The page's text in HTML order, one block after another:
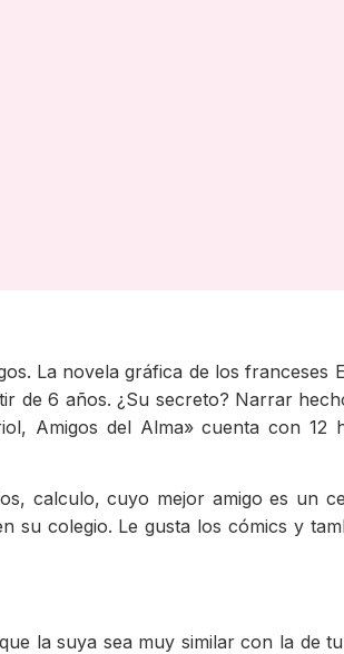
La novela gráfica de los franceses
de 6 años. ¿Su secreto? Narrar
Amigos del Alma» cuenta con 12
calculo, cuyo mejor amigo es un
su colegio. Le gusta los cómics y
la suya sea muy similar con la de